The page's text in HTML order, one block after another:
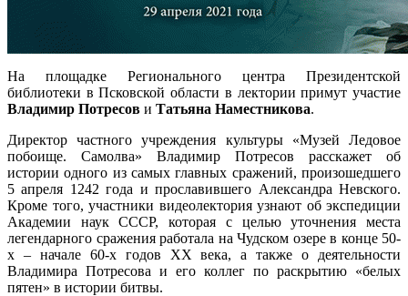
На площадке Регионального центра Президентской
библиотеки в Псковской области в лектории примут участие
Владимир Потресов и Татьяна Наместникова.
Директор частного учреждения культуры «Музей Ледовое
побоище. Самолва» Владимир Потресов расскажет об
истории одного из самых главных сражений, произошедшего
5 апреля 1242 года и прославившего Александра Невского.
Кроме того, участники видеолектория узнают об экспедиции
Академии наук СССР, которая с целью уточнения места
легендарного сражения работала на Чудском озере в конце 50-
х – начале 60-х годов XX века, а также о деятельности
Владимира Потресова и его коллег по раскрытию «белых
пятен» в истории битвы.